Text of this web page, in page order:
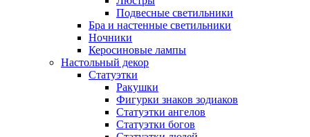
Подвесные светильники
Бра и настенные светильники
Ночники
Керосиновые лампы
Настольный декор
Статуэтки
Ракушки
Фигурки знаков зодиаков
Статуэтки ангелов
Статуэтки богов